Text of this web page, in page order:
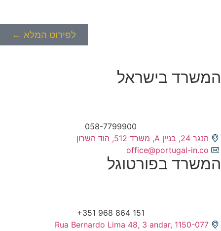
לפירוט המלא ←
המשרד בישראל
058-7799900
הנגר 24, בניין A, משרד 512, הוד השרון
office@portugal-in.co
המשרד בפורטוגל
Rua Bernardo Lima 48, 3 andar, 1150-077